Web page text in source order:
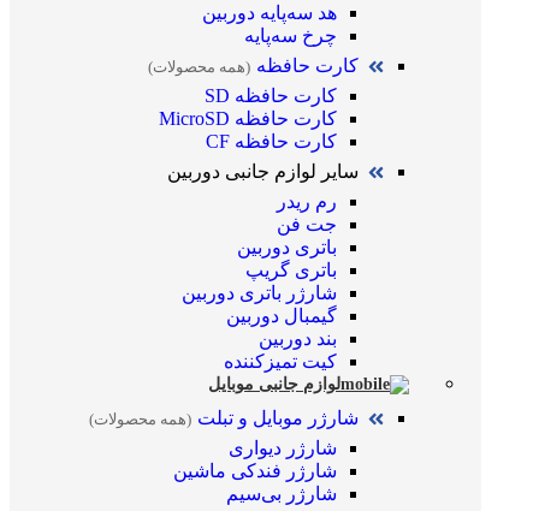
هد سه‌پایه دوربین
چرخ سه‌پایه
کارت حافظه (همه محصولات)
کارت حافظه SD
کارت حافظه MicroSD
کارت حافظه CF
سایر لوازم جانبی دوربین
رم ریدر
جت فن
باتری دوربین
باتری گریپ
شارژر باتری دوربین
گیمبال دوربین
بند دوربین
کیت تمیز‌کننده
لوازم جانبی موبایل
شارژر موبایل و تبلت (همه محصولات)
شارژر دیواری
شارژر فندکی ماشین
شارژر بی‌سیم